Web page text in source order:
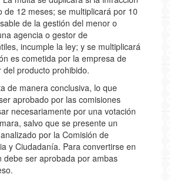
de 12 meses; se multiplicará por 10
de la gestión del menor o
agencia o gestor de
incumple la ley; y se multiplicará
es cometida por la empresa de
producto prohibido.
de manera conclusiva, lo que
aprobado por las comisiones
necesariamente por una votación
salvo que se presente un
por la Comisión de
y Ciudadanía. Para convertirse en
debe ser aprobada por ambas